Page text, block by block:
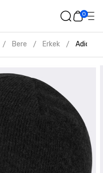
0
/ Bere / Erkek / Adidas